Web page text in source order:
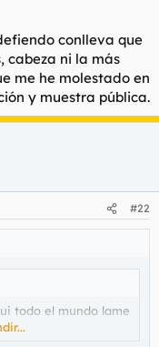
conlleva que
cabeza ni la más
me he molestado en
y muestra pública.
#22
todo el mundo lame
.